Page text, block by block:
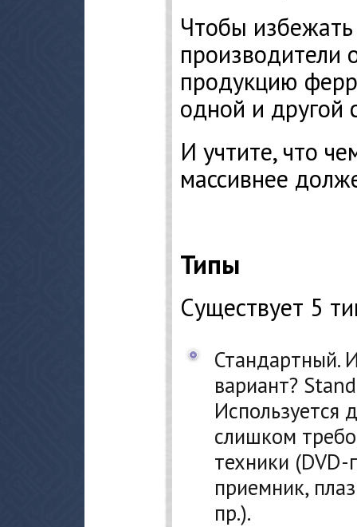
Чтобы
производители
продукцию
одной и другой
И учтите, что
массивнее
Типы
Существует 5
Стандартный.
вариант?
Используется
слишком
техники
приемник,
пр.).